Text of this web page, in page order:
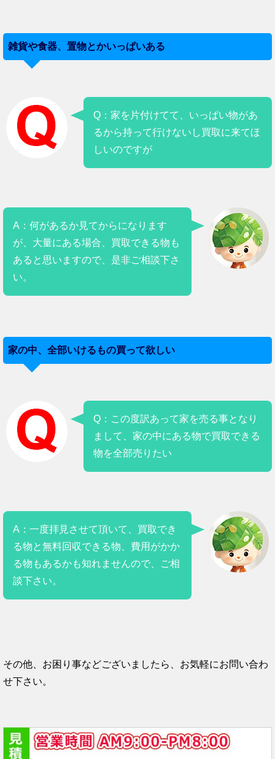
雑貨や食器、置物とかいっぱいある
Q：家を片付けてて、いっぱい物があ
るから持って行けないし買取に来てほ
しいのですが
A：何があるか見てからになります
が、大量にある場合、買取できる物も
あると思いますので、是非ご相談下さ
い。
家の中、全部いけるもの買って欲しい
Q：この度訳あって家を売る事となり
まして、家の中にある物で買取できる
物を全部売りたい
A：一度拝見させて頂いて、買取でき
る物と無料回収できる物、費用がかか
る物もあるかも知れませんので、ご相
談下さい。
その他、お困り事などございましたら、お気軽にお問い合わ
せ下さい。